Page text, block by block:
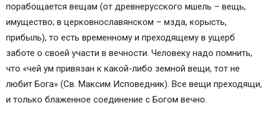
порабощается вещам (от древнерусского мшель – вещь,
имущество; в церковнославянском – мзда, корысть,
прибыль), то есть временному и преходящему в ущерб
заботе о своей участи в вечности. Человеку надо помнить,
что «чей ум привязан к какой-либо земной вещи, тот не
любит Бога» (Св. Максим Исповедник). Все вещи преходящи,
и только блаженное соединение с Богом вечно.